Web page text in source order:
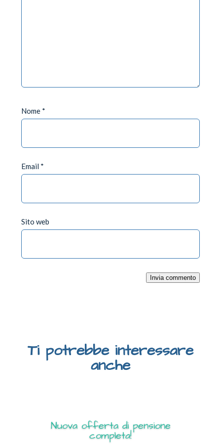
Nome *
Email *
Sito web
Invia commento
Ti potrebbe interessare
anche
Nuova offerta di pensione
completa!